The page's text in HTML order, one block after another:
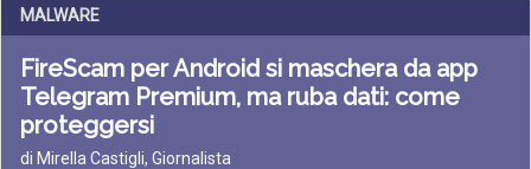
MALWARE
FireScam per Android si maschera da app
Telegram Premium, ma ruba dati: come
proteggersi
di Mirella Castigli, Giornalista